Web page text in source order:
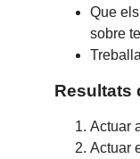
Que
sobre
Resultats
Actuar
Actuar